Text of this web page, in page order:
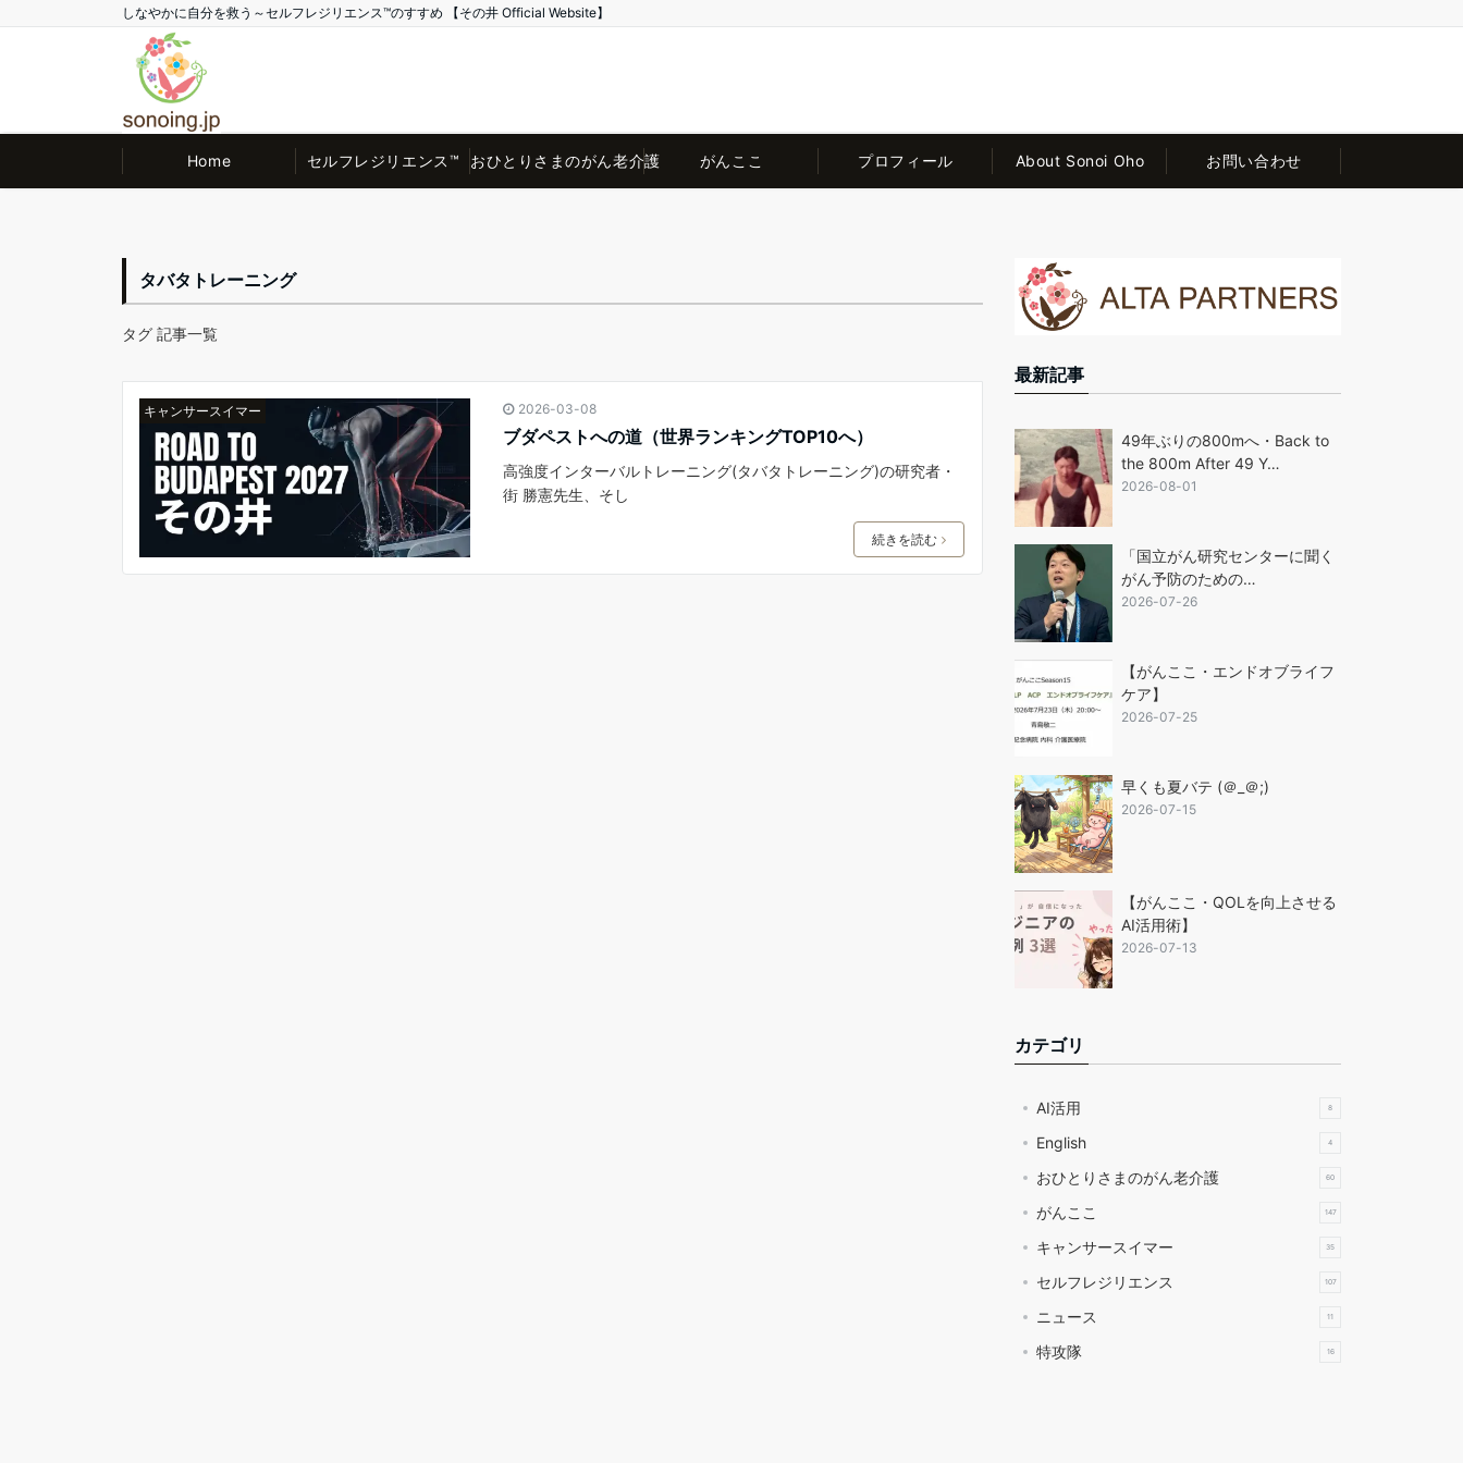
しなやかに自分を救う～セルフレジリエンス™のすすめ 【その井 Official Website】
Home セルフレジリエンス™ おひとりさまのがん老介護 がんここ プロフィール About Sonoi Oho お問い合わせ
タバタトレーニング
タグ 記事一覧
キャンサースイマー 2026-03-08
ブダペストへの道（世界ランキングTOP10へ）
高強度インターバルトレーニング(タバタトレーニング)の研究者・
街 勝憲先生、そし
続きを読む
最新記事
49年ぶりの800mへ・Back to
the 800m After 49 Y…
2026-08-01
「国立がん研究センターに聞く
がん予防のための…
2026-07-26
【がんここ・エンドオブライフ
ケア】
2026-07-25
早くも夏バテ (＠_＠;)
2026-07-15
【がんここ・QOLを向上させる
AI活用術】
2026-07-13
カテゴリ
AI活用 8
English 4
おひとりさまのがん老介護 60
がんここ 147
キャンサースイマー 35
セルフレジリエンス 107
ニュース 11
特攻隊 16